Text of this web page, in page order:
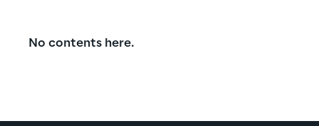
No contents here.